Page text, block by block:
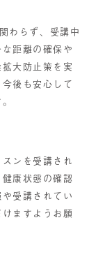
わらず、受講中
距離の確保や
大防止策を実
後も安心して
ンを受講され
康状態の確認
受講されてい
ますようお願